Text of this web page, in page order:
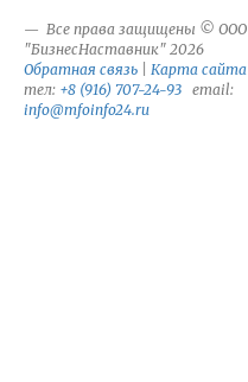
Все права защищены © ООО
"БизнесНаставник" 2026
Обратная связь
Карта сайта
тел: +8 (916) 707-24-93 email:
info@mfoinfo24.ru